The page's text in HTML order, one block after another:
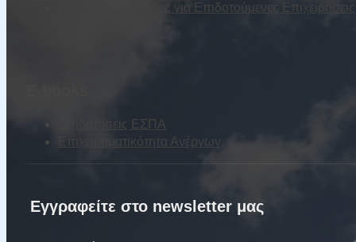
Επιλέξιμες Δαπάνες για Επιδοτούμενες
Επιδοτήσεις ΕΣΠΑ
Επιχειρηματικότητα Ανέργων
Εγγραφείτε στο newsletter μας